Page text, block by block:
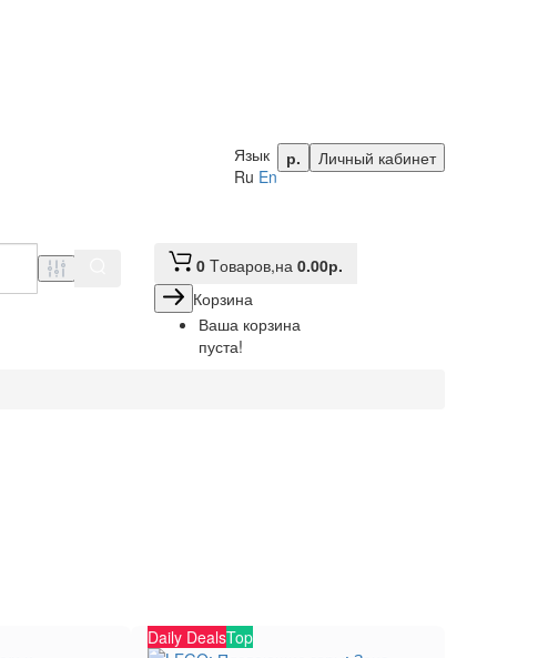
Личный кабинет
р.
Язык
Ru En
0 Tоваров,на 0.00р.
Корзина
Ваша корзина
пуста!
Daily DealsTop